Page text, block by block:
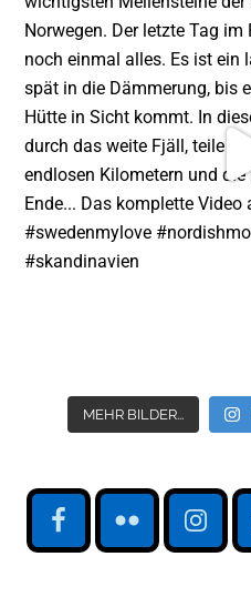
MEHR BILDER...